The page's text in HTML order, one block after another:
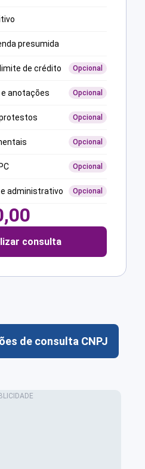
presumida
de crédito Opcional
e anotações Opcional
Opcional
Opcional
Opcional
administrativo Opcional
consulta
de consulta CNPJ